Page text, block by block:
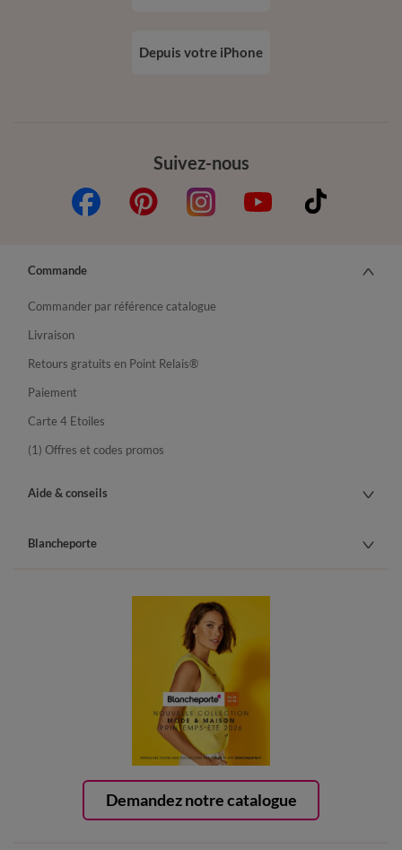
Suivez-nous
Depuis votre iPhone
Demandez notre catalogue
Commande
Commander par référence catalogue
Livraison
Retours gratuits en Point Relais®
Paiement
Carte 4 Etoiles
(1) Offres et codes promos
Aide & conseils
Blancheporte